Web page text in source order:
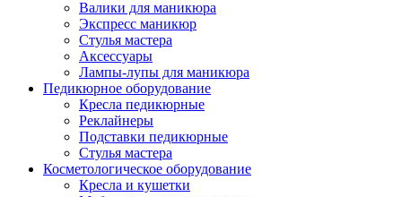
Валики для маникюра
Экспресс маникюр
Стулья мастера
Аксессуары
Лампы-лупы для маникюра
Педикюрное оборудование
Кресла педикюрные
Реклайнеры
Подставки педикюрные
Стулья мастера
Косметологическое оборудование
Кресла и кушетки